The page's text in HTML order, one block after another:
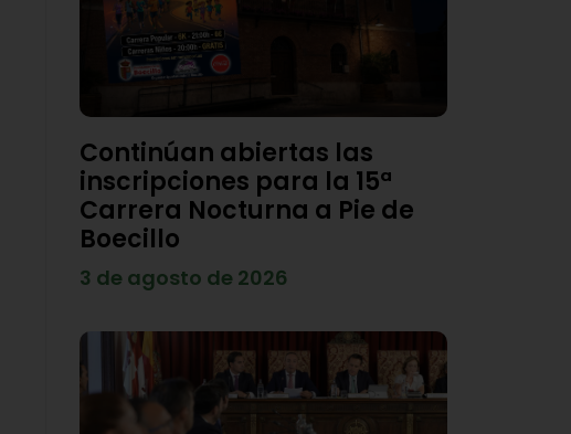
Continúan abiertas las
inscripciones para la 15ª
Carrera Nocturna a Pie de
Boecillo
3 de agosto de 2026